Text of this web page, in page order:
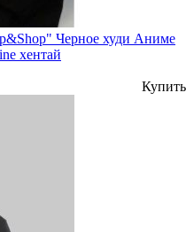
Черное худи Аниме
хентай
Купить